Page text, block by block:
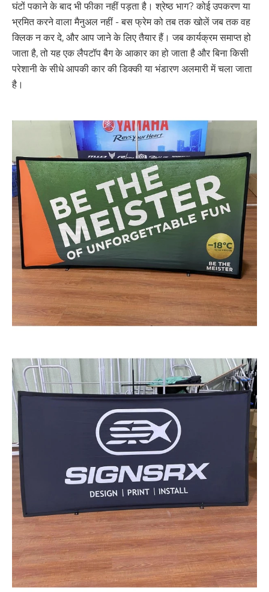
घंटों पकाने के बाद भी फीका नहीं पड़ता है। श्रेष्ठ भाग? कोई उपकरण या
भ्रमित करने वाला मैनुअल नहीं - बस फ्रेम को तब तक खोलें जब तक वह
क्लिक न कर दे, और आप जाने के लिए तैयार हैं। जब कार्यक्रम समाप्त हो
जाता है, तो यह एक लैपटॉप बैग के आकार का हो जाता है और बिना किसी
परेशानी के सीधे आपकी कार की डिक्की या भंडारण अलमारी में चला जाता
है।